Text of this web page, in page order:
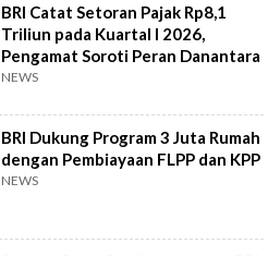
BRI Catat Setoran Pajak Rp8,1
Triliun pada Kuartal I 2026,
Pengamat Soroti Peran Danantara
NEWS
BRI Dukung Program 3 Juta Rumah
dengan Pembiayaan FLPP dan KPP
NEWS